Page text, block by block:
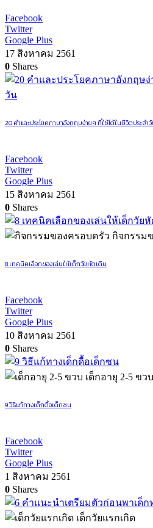
Facebook
Twitter
Google Plus
17 สิงหาคม 2561
0 Shares
20 คำและประโยคภาษาอังกฤษง่ายๆ ที่ใช้ได้ในชีวิตประจำ
Facebook
Twitter
Google Plus
15 สิงหาคม 2561
0 Shares
กิจกรรม
8 เทคนิคเลือกของเล่นให้เด็กวัยหัดเดิน
Facebook
Twitter
Google Plus
10 สิงหาคม 2561
0 Shares
เด็กอายุ 2-5 ขวบ
9 วิธีแก้ทางเด็กดื้อเด็กซน
Facebook
Twitter
Google Plus
1 สิงหาคม 2561
0 Shares
เด็กวัยแรกเกิด